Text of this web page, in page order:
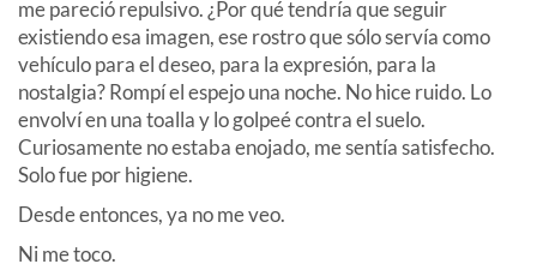
me pareció repulsivo. ¿Por qué tendría que seguir
existiendo esa imagen, ese rostro que sólo servía como
vehículo para el deseo, para la expresión, para la
nostalgia? Rompí el espejo una noche. No hice ruido. Lo
envolví en una toalla y lo golpeé contra el suelo.
Curiosamente no estaba enojado, me sentía satisfecho.
Solo fue por higiene.
Desde entonces, ya no me veo.
Ni me toco.